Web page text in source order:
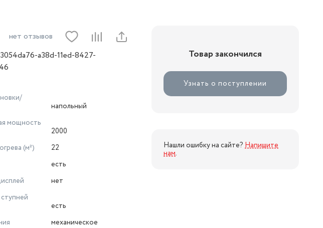
нет отзывов
a38d-11ed-8427-
напольный
мощность
2000
(м²)
22
есть
нет
есть
механическое
Товар закончился
Узнать о поступлении
Нашли ошибку на сайте? Напишите
нам.